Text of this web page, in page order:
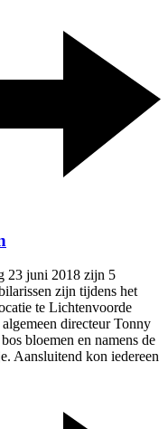
23 juni 2018 zijn 5
zijn tijdens het
te Lichtenvoorde
directeur Tonny
bloemen en namens de
Aansluitend kon iedereen